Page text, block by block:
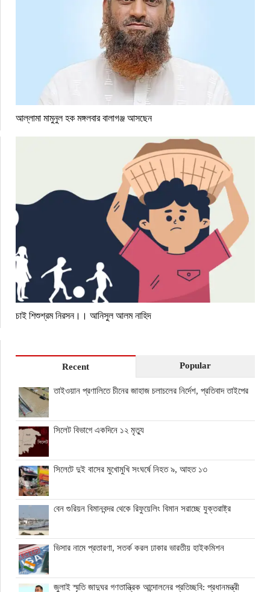
আল্লামা মামুনুল হক মঙ্গলবার বালাগঞ্জ আসছেন
চাই শিশুশ্রম নিরসন।। আনিসুল আলম নাহিদ
Recent Popular
তাইওয়ান প্রণালিতে চীনের জাহাজ চলাচলের নির্দেশ, প্রতিবাদ তাইপের
সিলেট বিভাগে একদিনে ১২ মৃত্যু
সিলেটে দুই বাসের মুখোমুখি সংঘর্ষে নিহত ৯, আহত ১৩
বেন গুরিয়ন বিমানবন্দর থেকে রিফুয়েলিং বিমান সরাচ্ছে যুক্তরাষ্ট্র
ভিসার নামে প্রতারণা, সতর্ক করল ঢাকার ভারতীয় হাইকমিশন
জুলাই স্মৃতি জাদুঘর গণতান্ত্রিক আন্দোলনের প্রতিচ্ছবি: প্রধানমন্ত্রী